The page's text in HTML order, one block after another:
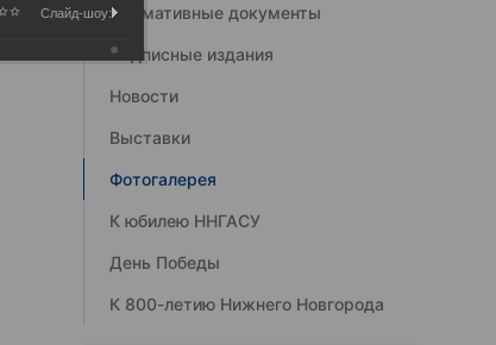
Нормативные документы
Подписные издания
Новости
Выставки
Фотогалерея
К юбилею ННГАСУ
День Победы
К 800-летию Нижнего Новгорода
Слайд-шоу: